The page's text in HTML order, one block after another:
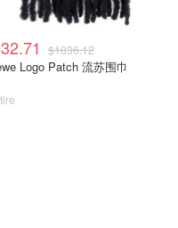
$1036.12
Logo Patch 流苏围巾